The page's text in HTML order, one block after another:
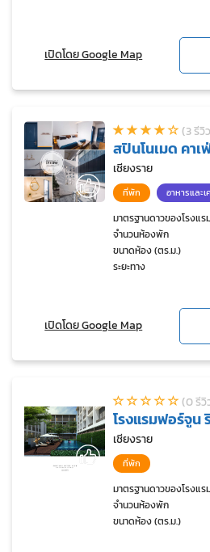
เปิดโดย Google Map
(3 รีวิ
สปินโนเมด คาเ
เชียงราย
ที่พัก อาหารและ
มาตรฐานดาวของโรงแร
จำนวนห้องพัก
ขนาดห้อง (ตร.ม.)
ระยะทาง
เปิดโดย Google Map
(0 รีวิ
โรงแรมฟอร์จูน
เชียงราย
ที่พัก
มาตรฐานดาวของโรงแร
จำนวนห้องพัก
ขนาดห้อง (ตร.ม.)